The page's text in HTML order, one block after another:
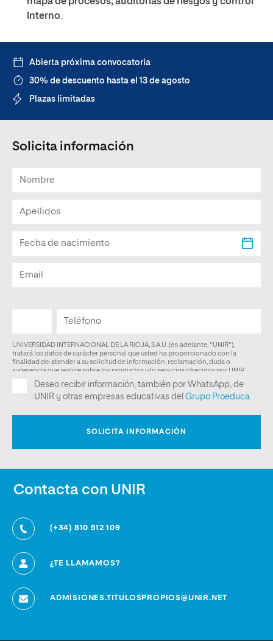
interno.
Abierta próxima convocatoria
30% de descuento hasta el 13 de agosto
Plazas limitadas
Solicita información
Contacta con UNIR
(+34) 810 512 109
¿TE LLAMAMOS?
ADMISIONES.TITULOSPROPIOS@UNIR.NET